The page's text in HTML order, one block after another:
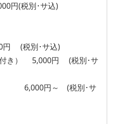
円(税別･サ込)
円 (税別･サ込)
付き） 5,000円 (税別･サ
6,000円～ (税別･サ